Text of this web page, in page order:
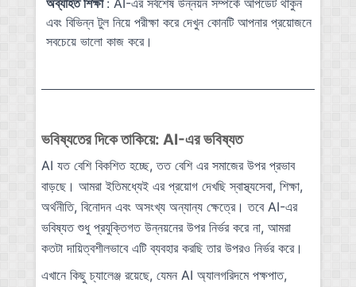
অব্যাহত শিক্ষা : AI-এর সর্বশেষ উন্নয়ন সম্পর্কে আপডেট থাকুন
এবং বিভিন্ন টুল নিয়ে পরীক্ষা করে দেখুন কোনটি আপনার প্রয়োজনে
সবচেয়ে ভালো কাজ করে।
ভবিষ্যতের দিকে তাকিয়ে: AI-এর ভবিষ্যত
AI যত বেশি বিকশিত হচ্ছে, তত বেশি এর সমাজের উপর প্রভাব
বাড়ছে। আমরা ইতিমধ্যেই এর প্রয়োগ দেখছি স্বাস্থ্যসেবা, শিক্ষা,
অর্থনীতি, বিনোদন এবং অসংখ্য অন্যান্য ক্ষেত্রে। তবে AI-এর
ভবিষ্যত শুধু প্রযুক্তিগত উন্নয়নের উপর নির্ভর করে না, আমরা
কতটা দায়িত্বশীলভাবে এটি ব্যবহার করছি তার উপরও নির্ভর করে।
এখানে কিছু চ্যালেঞ্জ রয়েছে, যেমন AI অ্যালগরিদমে পক্ষপাত,